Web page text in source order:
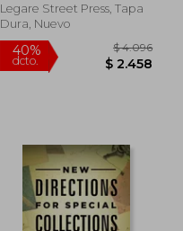
40%
dcto. $
Legare Street Press, Tapa
Dura, Nuevo